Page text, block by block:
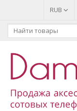
RUB